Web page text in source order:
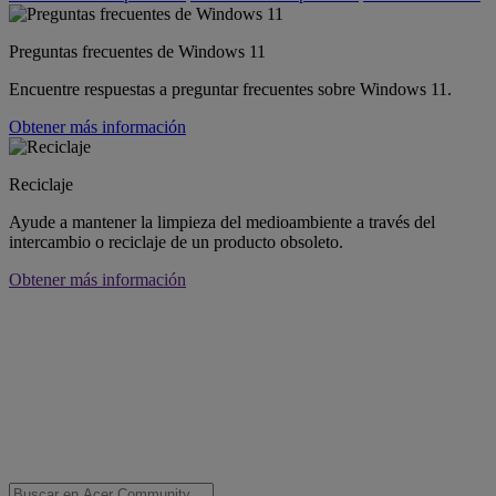
Preguntas frecuentes de Windows 11
Encuentre respuestas a preguntar frecuentes sobre Windows 11.
Obtener más información
Reciclaje
Ayude a mantener la limpieza del medioambiente a través del
intercambio o reciclaje de un producto obsoleto.
Obtener más información